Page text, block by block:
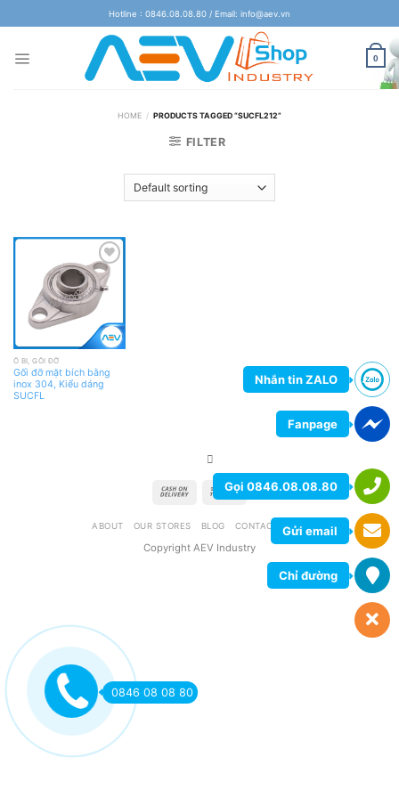
to
Hotline : 0846.08.08.80 / Email: info@aev.vn
0
HOME / PRODUCTS TAGGED “SUCFL212”
FILTER
Add
to
wishlist
Ổ BI, GỐI ĐỠ
Gối đỡ mặt bích bằng
inox 304, Kiểu dáng
SUCFL
ABOUT OUR STORES BLOG CONTACT FAQ
Copyright AEV Industry
0846 08 08 80
Nhắn tin ZALO
Fanpage
Gọi 0846.08.08.80
Gửi email
Chỉ đường